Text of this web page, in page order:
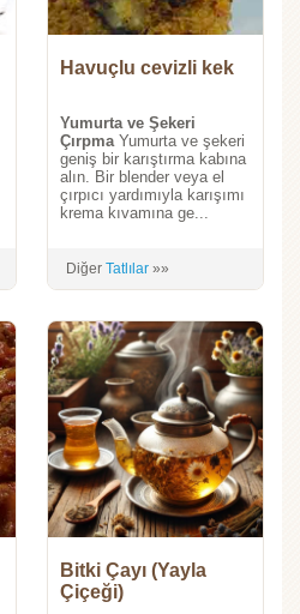
Havuçlu cevizli kek
Yumurta ve Şekeri
ÇırpmaYumurta ve şekeri
geniş bir karıştırma kabına
alın. Bir blender veya el
çırpıcı yardımıyla karışımı
krema kıvamına ge...
Diğer Tatlılar»»
Bitki Çayı (Yayla
Çiçeği)